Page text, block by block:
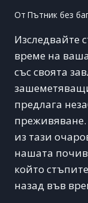
От Пътник без
Изследвайте
време на
със своята
предлага
преживяване.
из тази
нашата
който
назад във